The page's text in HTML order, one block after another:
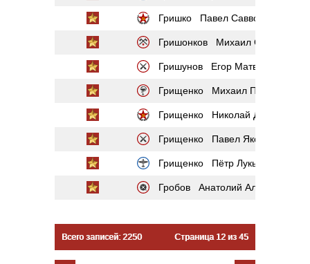
Гришко Павел Саввович
Гришонков Михаил Сергеевич
Гришунов Егор Матвеевич
Грищенко Михаил Павлович
Грищенко Николай Данилович
Грищенко Павел Яковлевич
Грищенко Пётр Лукьянович
Гробов Анатолий
Всего записей: 2250 Страница 12 из 45